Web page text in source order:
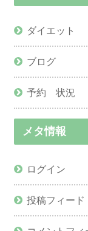
ダイエット
ブログ
予約 状況
メタ情報
ログイン
投稿フィード